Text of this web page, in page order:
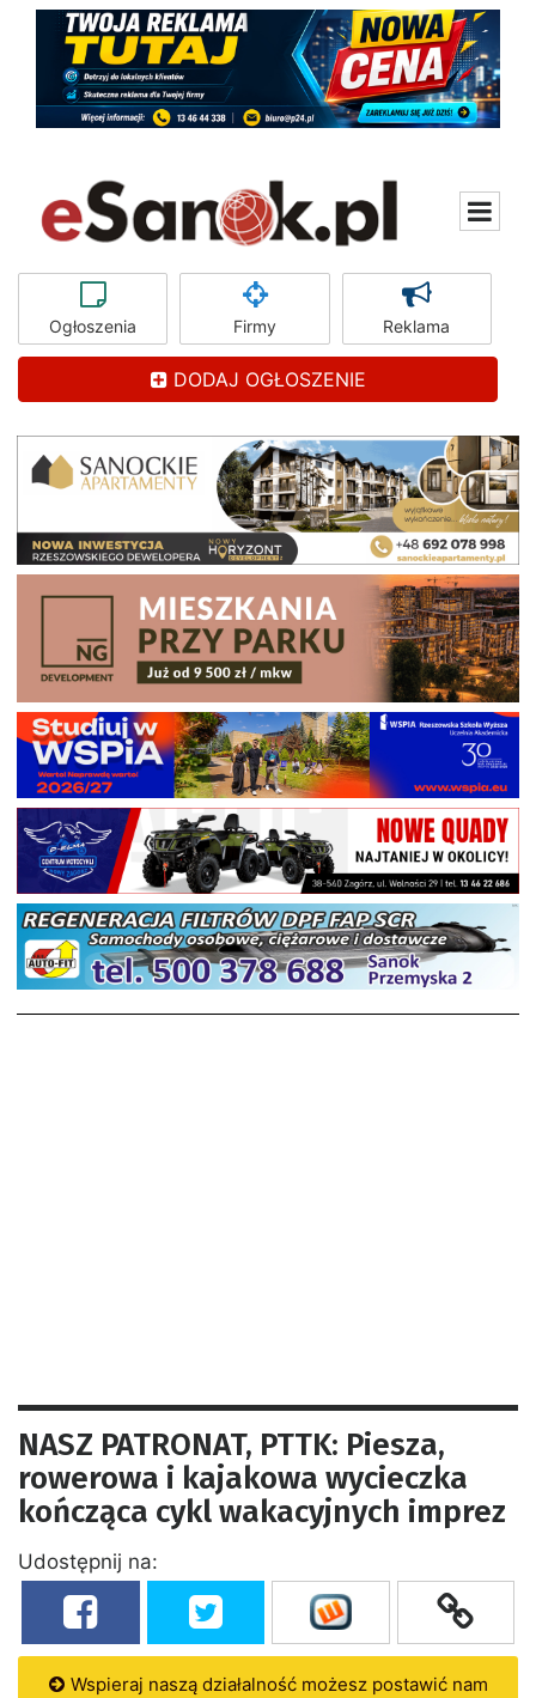
Ogłoszenia Firmy Reklama
DODAJ OGŁOSZENIE
NASZ PATRONAT, PTTK: Piesza,
rowerowa i kajakowa wycieczka
kończąca cykl wakacyjnych imprez
Udostępnij na:
Wspieraj naszą działalność możesz postawić nam